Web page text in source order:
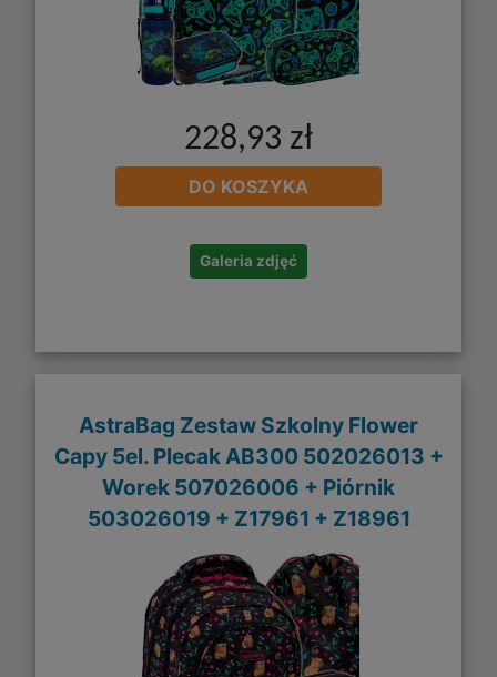
228,93 zł
DO KOSZYKA
Galeria zdjęć
AstraBag Zestaw Szkolny Flower
Capy 5el. Plecak AB300 502026013 +
Worek 507026006 + Piórnik
503026019 + Z17961 + Z18961